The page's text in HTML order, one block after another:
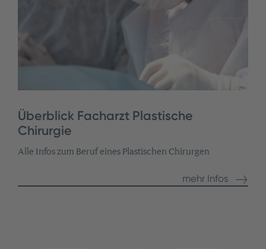
Überblick Facharzt Plastische
Chirurgie
Alle Infos zum Beruf eines Plastischen Chirurgen
mehr Infos